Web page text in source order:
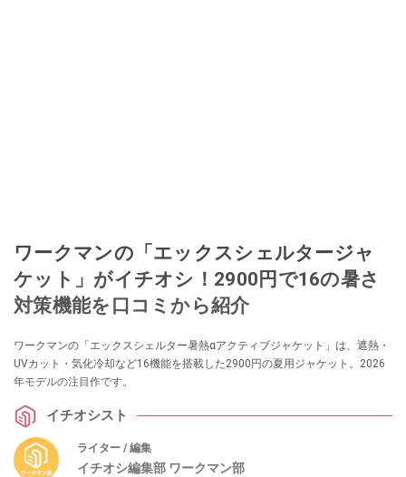
ワークマンの「エックスシェルタージャ
ケット」がイチオシ！2900円で16の暑さ
対策機能を口コミから紹介
ワークマンの「エックスシェルター暑熱αアクティブジャケット」は、遮熱・
UVカット・気化冷却など16機能を搭載した2900円の夏用ジャケット。2026
年モデルの注目作です。
イチオシスト
ライター / 編集
イチオシ編集部 ワークマン部